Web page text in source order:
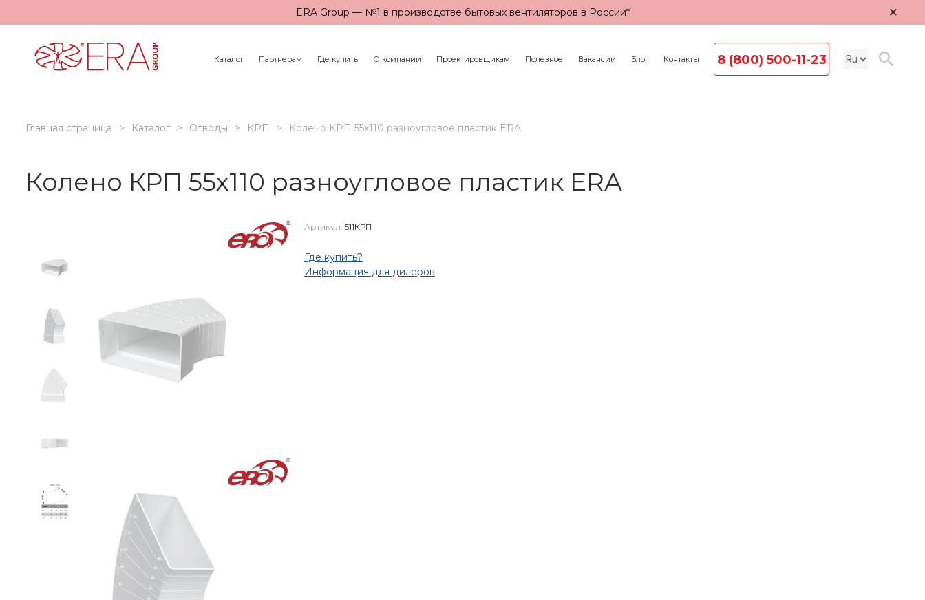
ERA Group — №1 в производстве бытовых вентиляторов в России* ×
Каталог Партнерам Где купить О компании Проектировщикам Полезное Вакансии Блог Контакты 8 (800) 500-11-23
Главная страница Каталог Отводы КРП Колено КРП 55х110 разноугловое пластик ERA
Колено КРП 55х110 разноугловое пластик ERA
Артикул: 511КРП
Где купить?
Информация для дилеров